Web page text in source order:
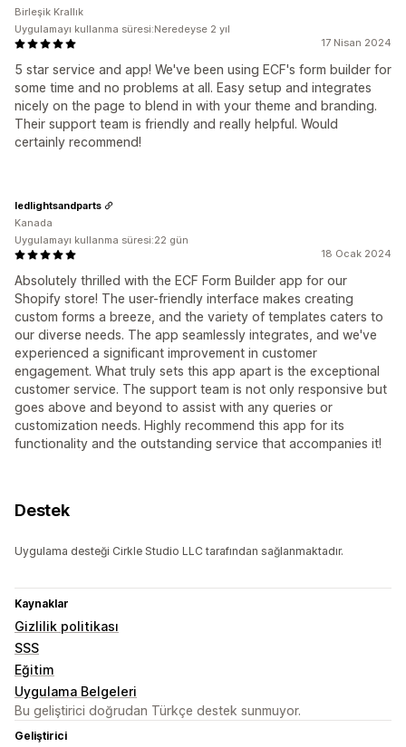
17 Nisan 2024
5 star service and app! We've been using ECF's form builder for
some time and no problems at all. Easy setup and integrates
nicely on the page to blend in with your theme and branding.
Their support team is friendly and really helpful. Would
certainly recommend!
Birleşik Krallık
Uygulamayı kullanma süresi:Neredeyse 2 yıl
18 Ocak 2024
Absolutely thrilled with the ECF Form Builder app for our
Shopify store! The user-friendly interface makes creating
custom forms a breeze, and the variety of templates caters to
our diverse needs. The app seamlessly integrates, and we've
experienced a significant improvement in customer
engagement. What truly sets this app apart is the exceptional
customer service. The support team is not only responsive but
goes above and beyond to assist with any queries or
customization needs. Highly recommend this app for its
functionality and the outstanding service that accompanies it!
ledlightsandparts
Kanada
Uygulamayı kullanma süresi:22 gün
Destek
Uygulama desteği Cirkle Studio LLC tarafından sağlanmaktadır.
Kaynaklar
Gizlilik politikası
SSS
Eğitim
Uygulama Belgeleri
Bu geliştirici doğrudan Türkçe destek sunmuyor.
Geliştirici